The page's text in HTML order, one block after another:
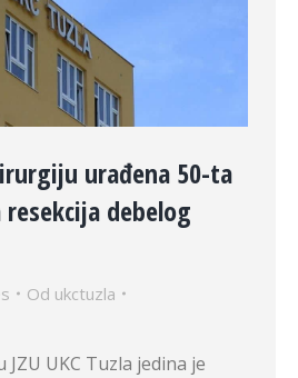
urađena 50-ta
debelog
Od ukctuzla
UKC Tuzla jedina je